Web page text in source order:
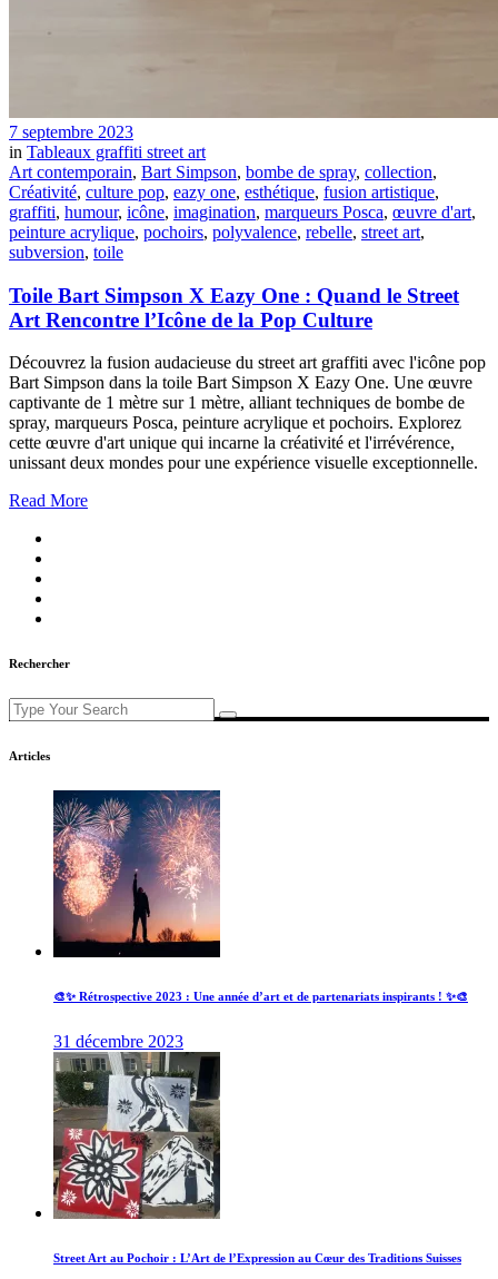
7 septembre 2023
in Tableaux graffiti street art
Art contemporain, Bart Simpson, bombe de spray, collection,
Créativité, culture pop, eazy one, esthétique, fusion artistique,
graffiti, humour, icône, imagination, marqueurs Posca, œuvre d'art,
peinture acrylique, pochoirs, polyvalence, rebelle, street art,
subversion, toile
Toile Bart Simpson X Eazy One : Quand le Street
Art Rencontre l’Icône de la Pop Culture
Découvrez la fusion audacieuse du street art graffiti avec l'icône pop
Bart Simpson dans la toile Bart Simpson X Eazy One. Une œuvre
captivante de 1 mètre sur 1 mètre, alliant techniques de bombe de
spray, marqueurs Posca, peinture acrylique et pochoirs. Explorez
cette œuvre d'art unique qui incarne la créativité et l'irrévérence,
unissant deux mondes pour une expérience visuelle exceptionnelle.
Read More
Rechercher
Search
for:
Articles
🎨✨ Rétrospective 2023 : Une année d’art et de partenariats inspirants ! ✨🎨
31 décembre 2023
Street Art au Pochoir : L’Art de l’Expression au Cœur des Traditions Suisses